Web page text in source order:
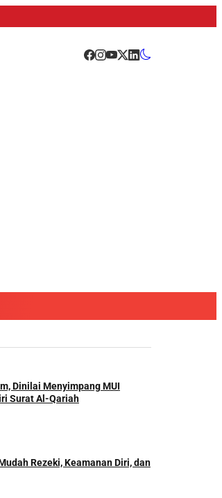
Dinilai Menyimpang MUI
Surat Al-Qariah
Rezeki, Keamanan Diri, dan